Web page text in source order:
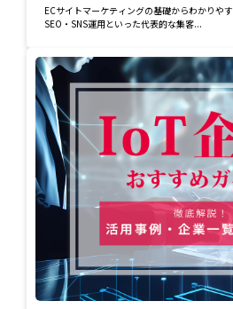
ECサイトマーケティングの基礎からわかりや
SEO・SNS運用といった代表的な集客...